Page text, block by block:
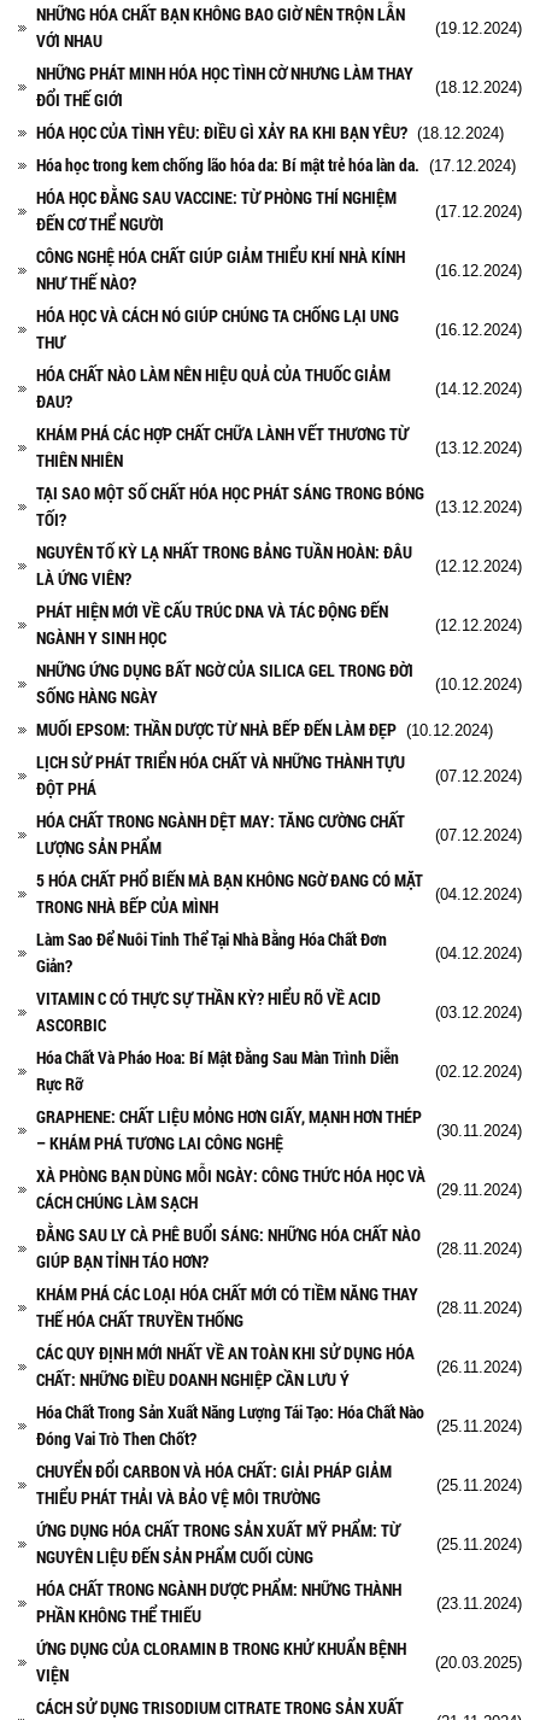
NHỮNG HÓA CHẤT BẠN KHÔNG BAO GIỜ NÊN TRỘN LẪN
VỚI NHAU
(19.12.2024)
NHỮNG PHÁT MINH HÓA HỌC TÌNH CỜ NHƯNG LÀM THAY
ĐỔI THẾ GIỚI
(18.12.2024)
HÓA HỌC CỦA TÌNH YÊU: ĐIỀU GÌ XẢY RA KHI BẠN YÊU? (18.12.2024)
Hóa học trong kem chống lão hóa da: Bí mật trẻ hóa làn da. (17.12.2024)
HÓA HỌC ĐẰNG SAU VACCINE: TỪ PHÒNG THÍ NGHIỆM
ĐẾN CƠ THỂ NGƯỜI
(17.12.2024)
CÔNG NGHỆ HÓA CHẤT GIÚP GIẢM THIỂU KHÍ NHÀ KÍNH
NHƯ THẾ NÀO?
(16.12.2024)
HÓA HỌC VÀ CÁCH NÓ GIÚP CHÚNG TA CHỐNG LẠI UNG
THƯ
(16.12.2024)
HÓA CHẤT NÀO LÀM NÊN HIỆU QUẢ CỦA THUỐC GIẢM
ĐAU?
(14.12.2024)
KHÁM PHÁ CÁC HỢP CHẤT CHỮA LÀNH VẾT THƯƠNG TỪ
THIÊN NHIÊN
(13.12.2024)
TẠI SAO MỘT SỐ CHẤT HÓA HỌC PHÁT SÁNG TRONG BÓNG
TỐI?
(13.12.2024)
NGUYÊN TỐ KỲ LẠ NHẤT TRONG BẢNG TUẦN HOÀN: ĐÂU
LÀ ỨNG VIÊN?
(12.12.2024)
PHÁT HIỆN MỚI VỀ CẤU TRÚC DNA VÀ TÁC ĐỘNG ĐẾN
NGÀNH Y SINH HỌC
(12.12.2024)
NHỮNG ỨNG DỤNG BẤT NGỜ CỦA SILICA GEL TRONG ĐỜI
SỐNG HÀNG NGÀY
(10.12.2024)
MUỐI EPSOM: THẦN DƯỢC TỪ NHÀ BẾP ĐẾN LÀM ĐẸP (10.12.2024)
LỊCH SỬ PHÁT TRIỂN HÓA CHẤT VÀ NHỮNG THÀNH TỰU
ĐỘT PHÁ
(07.12.2024)
HÓA CHẤT TRONG NGÀNH DỆT MAY: TĂNG CƯỜNG CHẤT
LƯỢNG SẢN PHẨM
(07.12.2024)
5 HÓA CHẤT PHỔ BIẾN MÀ BẠN KHÔNG NGỜ ĐANG CÓ MẶT
TRONG NHÀ BẾP CỦA MÌNH
(04.12.2024)
Làm Sao Để Nuôi Tinh Thể Tại Nhà Bằng Hóa Chất Đơn
Giản?
(04.12.2024)
VITAMIN C CÓ THỰC SỰ THẦN KỲ? HIỂU RÕ VỀ ACID
ASCORBIC
(03.12.2024)
Hóa Chất Và Pháo Hoa: Bí Mật Đằng Sau Màn Trình Diễn
Rực Rỡ
(02.12.2024)
GRAPHENE: CHẤT LIỆU MỎNG HƠN GIẤY, MẠNH HƠN THÉP
– KHÁM PHÁ TƯƠNG LAI CÔNG NGHỆ
(30.11.2024)
XÀ PHÒNG BẠN DÙNG MỖI NGÀY: CÔNG THỨC HÓA HỌC VÀ
CÁCH CHÚNG LÀM SẠCH
(29.11.2024)
ĐẰNG SAU LY CÀ PHÊ BUỔI SÁNG: NHỮNG HÓA CHẤT NÀO
GIÚP BẠN TỈNH TÁO HƠN?
(28.11.2024)
KHÁM PHÁ CÁC LOẠI HÓA CHẤT MỚI CÓ TIỀM NĂNG THAY
THẾ HÓA CHẤT TRUYỀN THỐNG
(28.11.2024)
CÁC QUY ĐỊNH MỚI NHẤT VỀ AN TOÀN KHI SỬ DỤNG HÓA
CHẤT: NHỮNG ĐIỀU DOANH NGHIỆP CẦN LƯU Ý
(26.11.2024)
Hóa Chất Trong Sản Xuất Năng Lượng Tái Tạo: Hóa Chất Nào
Đóng Vai Trò Then Chốt?
(25.11.2024)
CHUYỂN ĐỔI CARBON VÀ HÓA CHẤT: GIẢI PHÁP GIẢM
THIỂU PHÁT THẢI VÀ BẢO VỆ MÔI TRƯỜNG
(25.11.2024)
ỨNG DỤNG HÓA CHẤT TRONG SẢN XUẤT MỸ PHẨM: TỪ
NGUYÊN LIỆU ĐẾN SẢN PHẨM CUỐI CÙNG
(25.11.2024)
HÓA CHẤT TRONG NGÀNH DƯỢC PHẨM: NHỮNG THÀNH
PHẦN KHÔNG THỂ THIẾU
(23.11.2024)
ỨNG DỤNG CỦA CLORAMIN B TRONG KHỬ KHUẨN BỆNH
VIỆN
(20.03.2025)
CÁCH SỬ DỤNG TRISODIUM CITRATE TRONG SẢN XUẤT